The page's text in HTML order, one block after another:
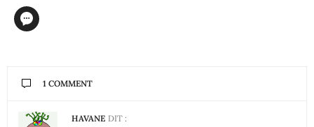
1 COMMENT
HAVANE DIT :